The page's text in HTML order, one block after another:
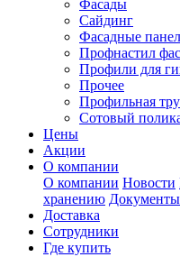
Фасады
Сайдинг
Фасадные
Профнастил
Профили для
Прочее
Профильная
Сотовый
Цены
Акции
О компании
О компании Новости
хранению Документы
Доставка
Сотрудники
Где купить